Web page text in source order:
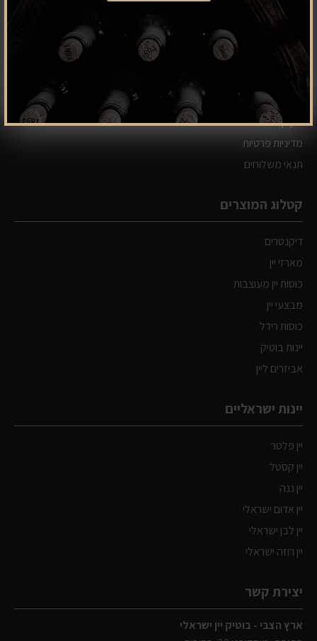
אודות
מפת אתר
תקנון
מדיניות פרטיות
תנאי משלוחים
קטלוג המוצרים
דיקנטרים
מארזי יין
כוסות יין מעוצבות
מבצעי יין
כוסות רידל
יינות בוטיק
אביזרים ליין
יינות ישראליים
יין פלטר
יין קסטל
יין ננה
יין אדום ישראלי
יין לבן ישראלי
יין רוזה ישראלי
יצירת קשר
ארץ הצבי - בוטיק יין ישראלי